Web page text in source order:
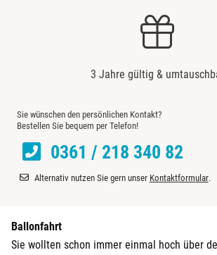
3 Jahre gültig &
Sie wünschen den persönlichen Kontakt?
Bestellen Sie bequem per Telefon!
0361 / 218 340 82
Alternativ nutzen Sie gern unser Kontaktformular.
Ballonfahrt
Sie wollten schon immer einmal hoch über